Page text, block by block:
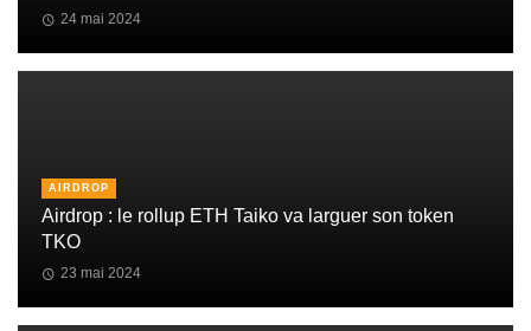
24 mai 2024
AIRDROP
Airdrop : le rollup ETH Taiko va larguer son token
TKO
23 mai 2024